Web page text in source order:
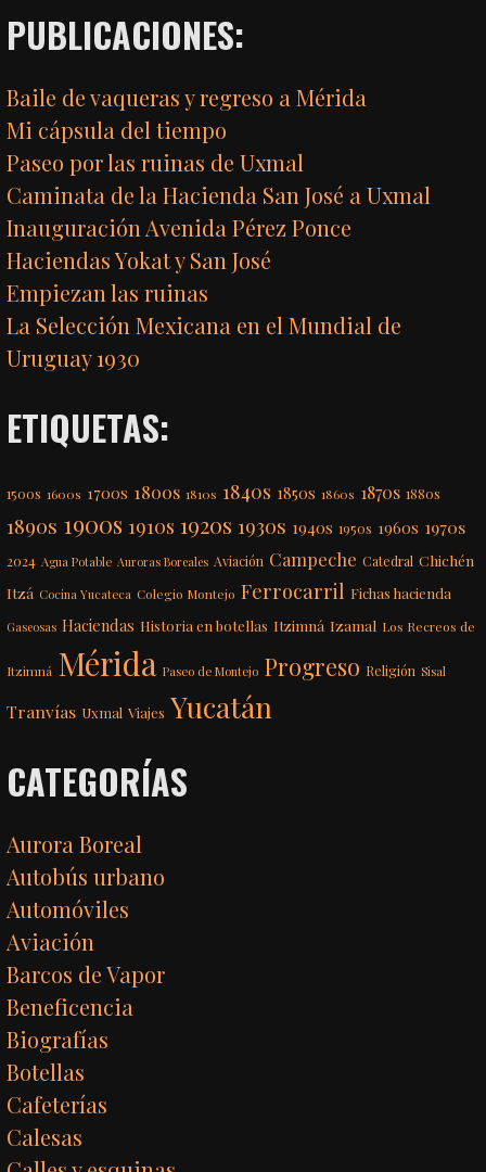
PUBLICACIONES:
Baile de vaqueras y regreso a Mérida
Mi cápsula del tiempo
Paseo por las ruinas de Uxmal
Caminata de la Hacienda San José a Uxmal
Inauguración Avenida Pérez Ponce
Haciendas Yokat y San José
Empiezan las ruinas
La Selección Mexicana en el Mundial de
Uruguay 1930
ETIQUETAS:
1500s 1600s 1700s 1800s 1810s 1840s 1850s 1860s 1870s 1880s
1890s 1900s 1910s 1920s 1930s 1940s 1950s 1960s 1970s
2024 Agua Potable Auroras Boreales Aviación Campeche Catedral Chichén
Itzá Cocina Yucateca Colegio Montejo Ferrocarril Fichas hacienda
Gaseosas Haciendas Historia en botellas Itzimná Izamal Los Recreos de
Itzimná Mérida Paseo de Montejo Progreso Religión Sisal
Tranvías Uxmal Viajes Yucatán
CATEGORÍAS
Aurora Boreal
Autobús urbano
Automóviles
Aviación
Barcos de Vapor
Beneficencia
Biografías
Botellas
Cafeterías
Calesas